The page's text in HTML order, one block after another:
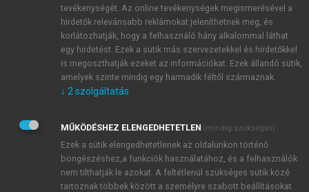
JELSZÓ ÚJRA
Kérek értesítést a MeRSZ újdonságairól, akcióiról.
Kérek értesítést az Akadémiai Kiadó Zrt. újdonságairól,
Adatkezelési tájékoztatóbanfoglaltakat tudomásul
veszem és elfogadom.
Általános vásárlási feltételeket, valamint a szotar.netés a
mersz.huoldalak licencszerződéseiben foglaltakat
tudomásul veszem és elfogadom.
tevékenységét. Az online tevékenységek megismerésével a
hirdetők relevánsabb reklámokat jeleníthetnek meg, és
korlátozhatják, hogy a felhasználó hány alkalommal láthat
egy hirdetést. Ezek a sütik más szervezetekkel és hirdetőkkel
is megoszthatják ezeket az információkat. Ezek állandó sütik,
amelyek szinte mindig egy harmadik féltől származnak.
↓ 2 szolgáltatás
MŰKÖDÉSHEZ ELENGEDHETETLEN (mindig szükséges)
Ezek a sütik elengedhetetlenek az oldalunkon történő
böngészéshez,a funkciók használatához, és a felhasználók
nem tilthatják le azokat. A feltétlenül szükséges sütik közé
tartoznak többek között a személyre szabott beállításokat